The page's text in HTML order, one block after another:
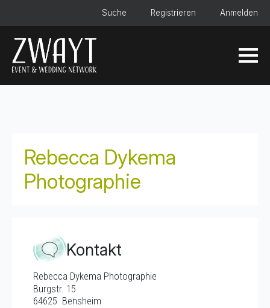
Suche Registrieren Anmelden
Rebecca Dykema
Photographie
Kontakt
Rebecca Dykema Photographie
Burgstr. 15
64625 Bensheim